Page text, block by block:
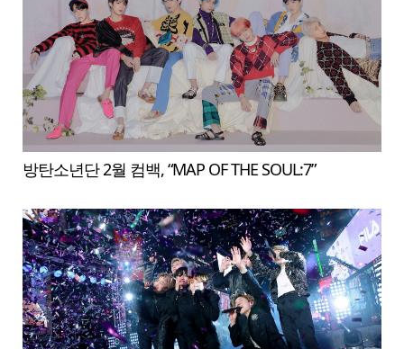
방탄소년단 2월 컴백, “MAP OF THE SOUL:7”